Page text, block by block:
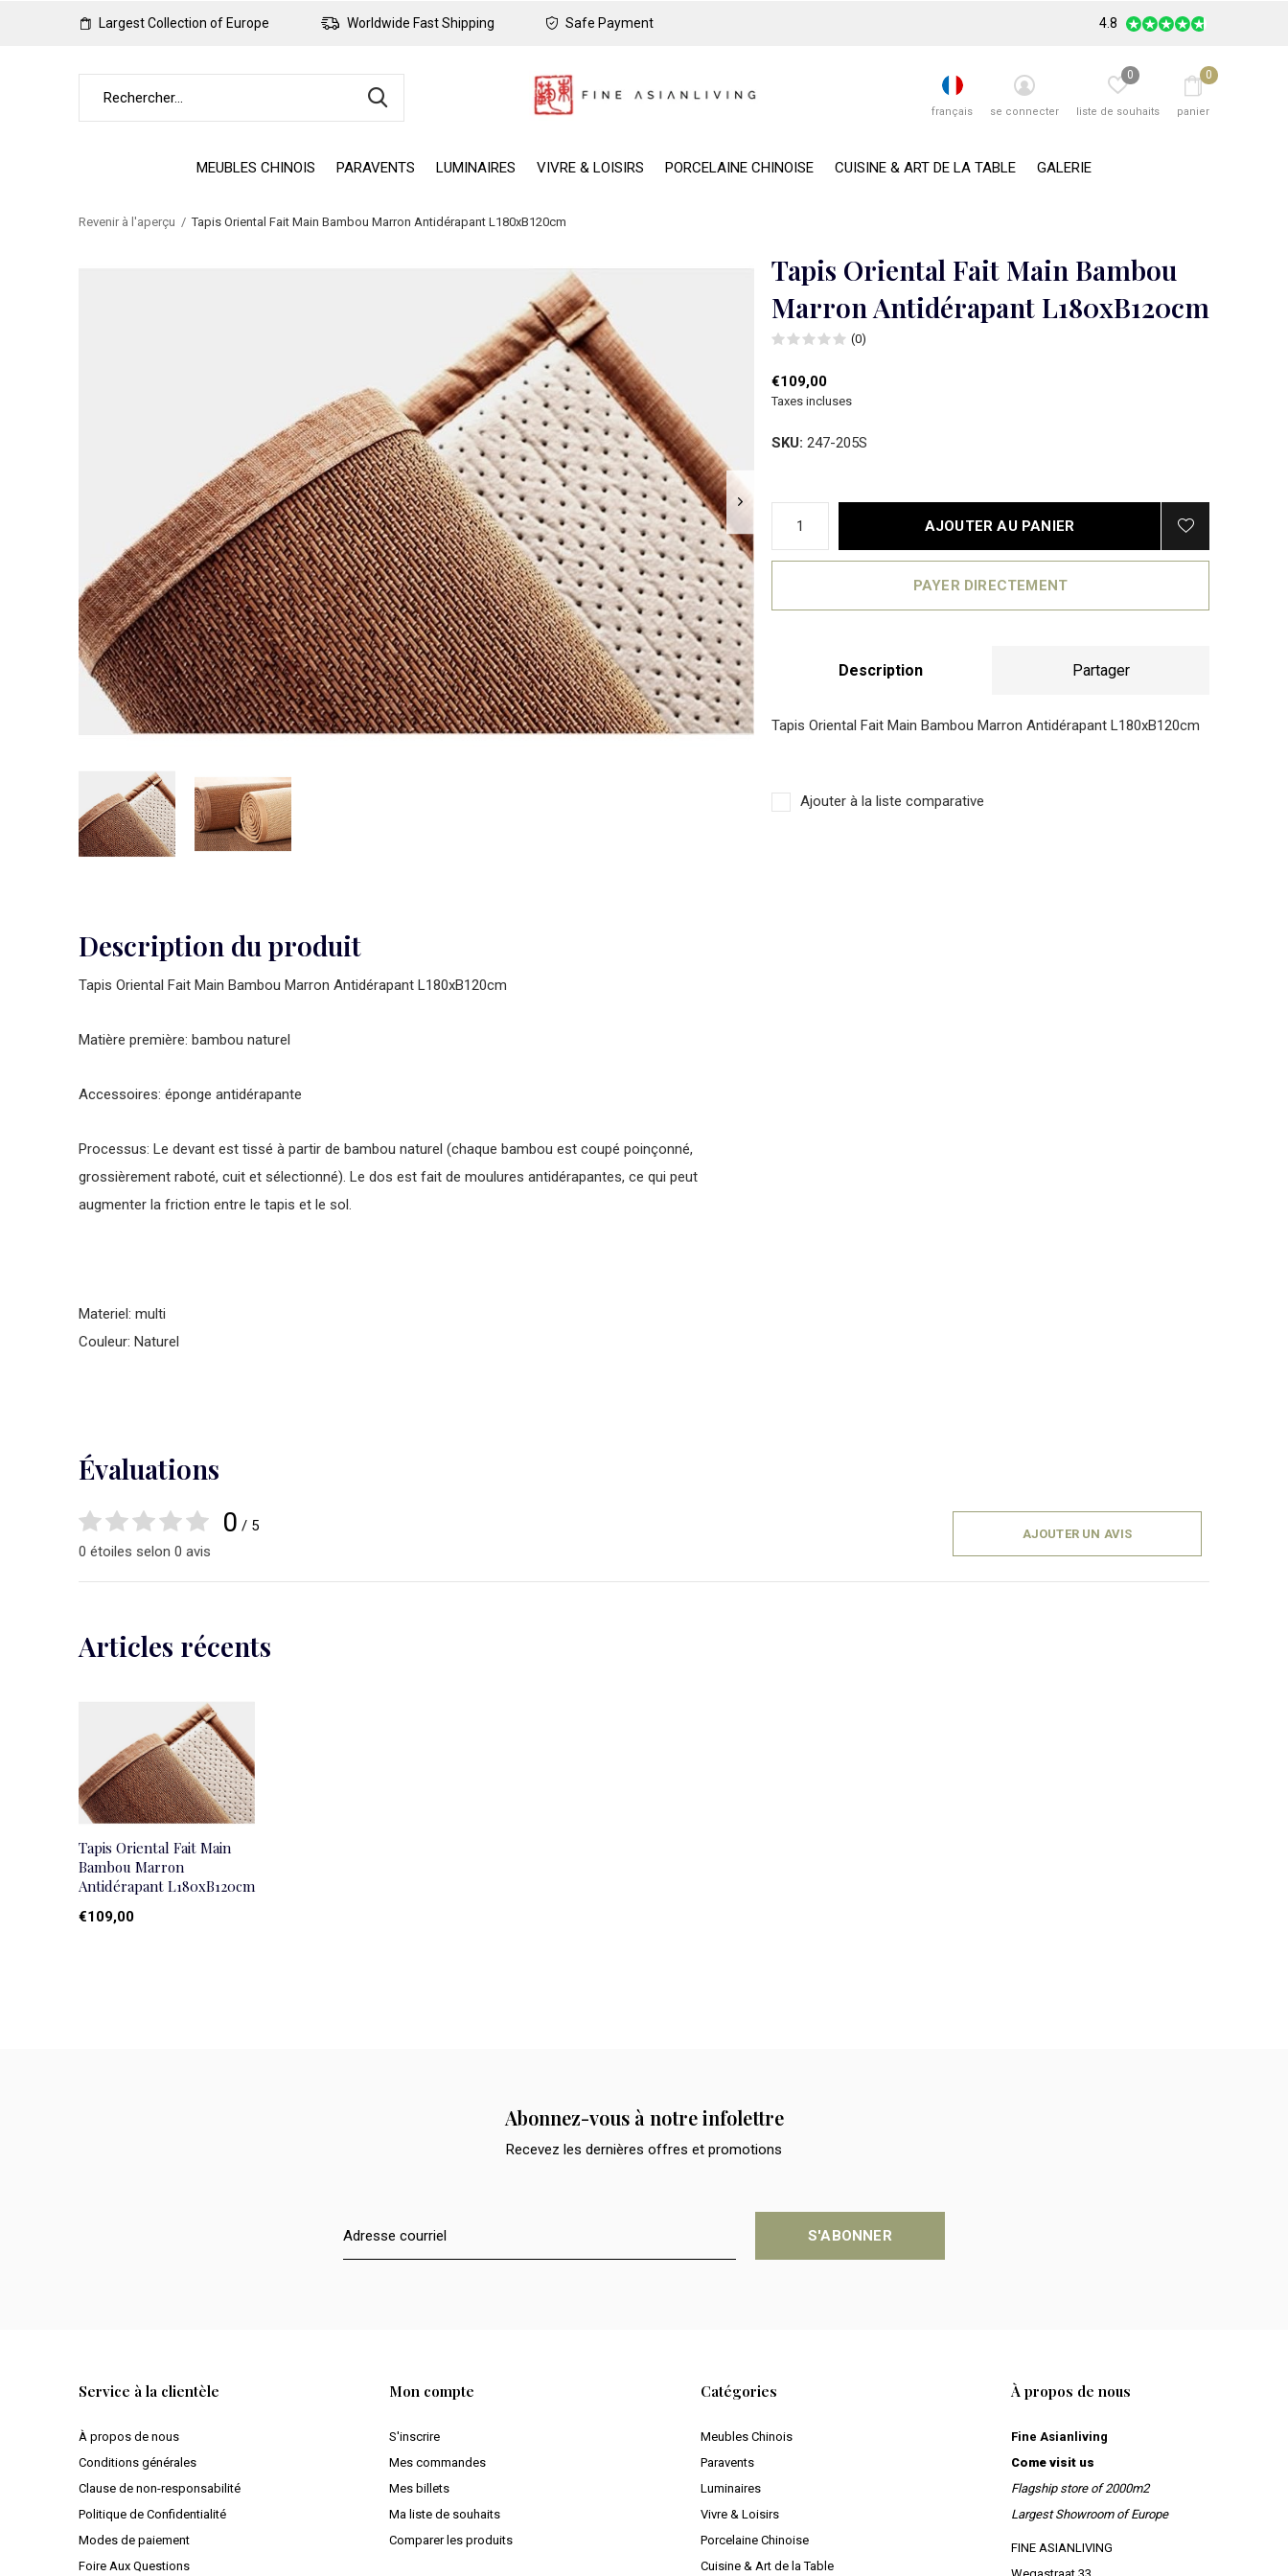
MEUBLES CHINOIS PARAVENTS LUMINAIRES VIVRE & LOISIRS PORCELAINE CHINOISE CUISINE & ART DE LA TABLE GALERIE
français se connecter liste de souhaits
0
panier
0
Largest Collection of Europe Worldwide Fast Shipping Safe Payment 4.8
Revenir à l'aperçu Tapis Oriental Fait Main Bambou Marron Antidérapant L180xB120cm
Tapis Oriental Fait Main Bambou
Marron Antidérapant L180xB120cm
(0)
€109,00
Taxes incluses
SKU: 247-205S
AJOUTER AU PANIER
PAYER DIRECTEMENT
Description Partager
Tapis Oriental Fait Main Bambou Marron Antidérapant L180xB120cm
Ajouter à la liste comparative
Description du produit
Tapis Oriental Fait Main Bambou Marron Antidérapant L180xB120cm
Matière première: bambou naturel
Accessoires: éponge antidérapante
Processus: Le devant est tissé à partir de bambou naturel (chaque bambou est coupé poinçonné,
grossièrement raboté, cuit et sélectionné). Le dos est fait de moulures antidérapantes, ce qui peut
augmenter la friction entre le tapis et le sol.
Materiel: multi
Couleur: Naturel
Évaluations
0 / 5
0 étoiles selon 0 avis
AJOUTER UN AVIS
Articles récents
Tapis Oriental Fait Main
Bambou Marron
Antidérapant L180xB120cm
€109,00
Abonnez-vous à notre infolettre
Recevez les dernières offres et promotions
S'ABONNER
Service à la clientèle
À propos de nous
Conditions générales
Clause de non-responsabilité
Politique de Confidentialité
Modes de paiement
Foire Aux Questions
Mon compte
S'inscrire
Mes commandes
Mes billets
Ma liste de souhaits
Comparer les produits
Catégories
Meubles Chinois
Paravents
Luminaires
Vivre & Loisirs
Porcelaine Chinoise
Cuisine & Art de la Table
À propos de nous
Fine Asianliving
Come visit us
Flagship store of 2000m2
Largest Showroom of Europe
FINE ASIANLIVING